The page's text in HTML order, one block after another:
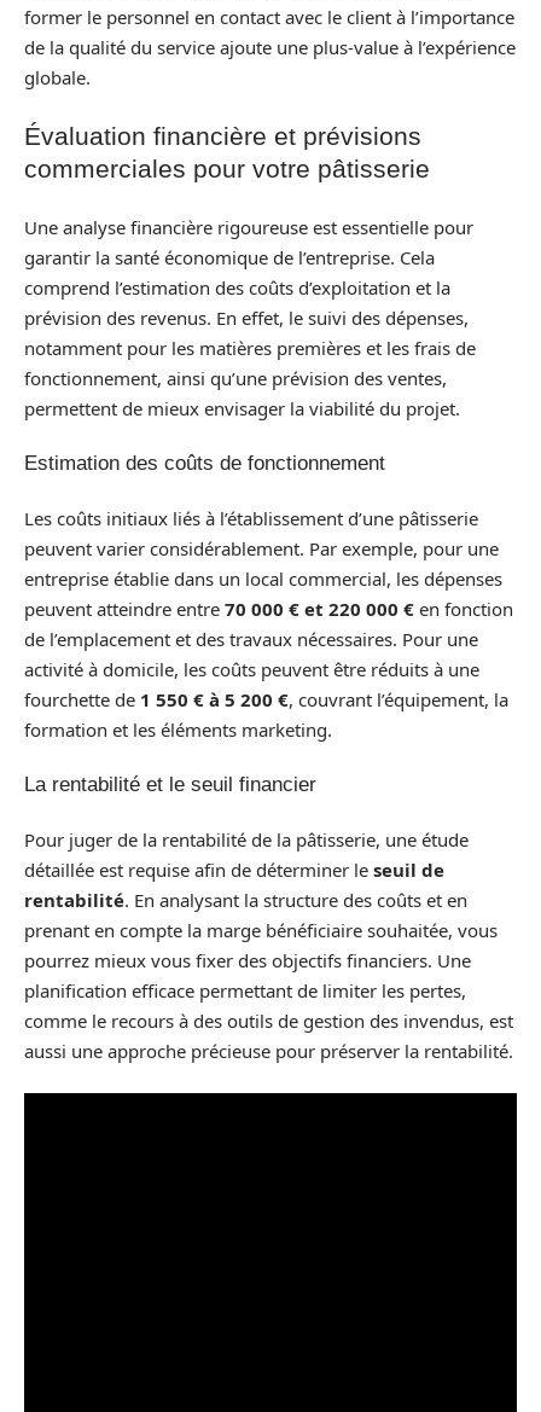
former le personnel en contact avec le client à l’importance
de la qualité du service ajoute une plus-value à l’expérience
globale.
Évaluation financière et prévisions
commerciales pour votre pâtisserie
Une analyse financière rigoureuse est essentielle pour
garantir la santé économique de l’entreprise. Cela
comprend l’estimation des coûts d’exploitation et la
prévision des revenus. En effet, le suivi des dépenses,
notamment pour les matières premières et les frais de
fonctionnement, ainsi qu’une prévision des ventes,
permettent de mieux envisager la viabilité du projet.
Estimation des coûts de fonctionnement
Les coûts initiaux liés à l’établissement d’une pâtisserie
peuvent varier considérablement. Par exemple, pour une
entreprise établie dans un local commercial, les dépenses
peuvent atteindre entre 70 000 € et 220 000 € en fonction
de l’emplacement et des travaux nécessaires. Pour une
activité à domicile, les coûts peuvent être réduits à une
fourchette de 1 550 € à 5 200 €, couvrant l’équipement, la
formation et les éléments marketing.
La rentabilité et le seuil financier
Pour juger de la rentabilité de la pâtisserie, une étude
détaillée est requise afin de déterminer le seuil de
rentabilité. En analysant la structure des coûts et en
prenant en compte la marge bénéficiaire souhaitée, vous
pourrez mieux vous fixer des objectifs financiers. Une
planification efficace permettant de limiter les pertes,
comme le recours à des outils de gestion des invendus, est
aussi une approche précieuse pour préserver la rentabilité.